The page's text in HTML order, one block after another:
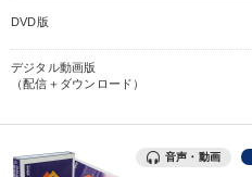
DVD版
デジタル動画版
（配信＋ダウンロード）
音声・動画